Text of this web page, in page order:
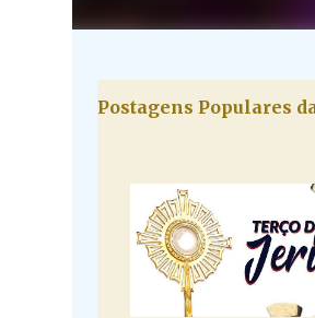
Postagens Populares